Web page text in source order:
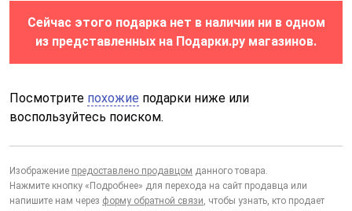
Сейчас этого подарка нет в наличии ни в одном
из представленных на Подарки.ру магазинов.
Посмотрите похожие подарки ниже или
воспользуйтесь поиском.
Изображение предоставлено продавцом данного товара.
Нажмите кнопку «Подробнее» для перехода на сайт продавца или
напишите нам через форму обратной связи, чтобы узнать, кто продает